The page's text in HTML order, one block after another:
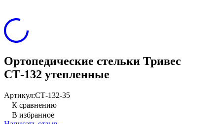
Ортопедические стельки Тривес
СТ-132 утепленные
Артикул:СТ-132-35
К сравнению
В избранное